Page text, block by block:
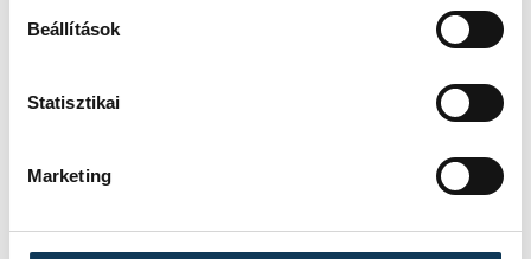
Beállítások
Statisztikai
Marketing
optikai illúziós hatást keltve a szemlélőnek.
A jeruzsálemhegyi alkotásnál is van egy
ellenőrizhet a jövőben, bár a terület
végleges pompáját tavasszal nyeri majd
el a füvesítés és tereprendezés után, ezzel